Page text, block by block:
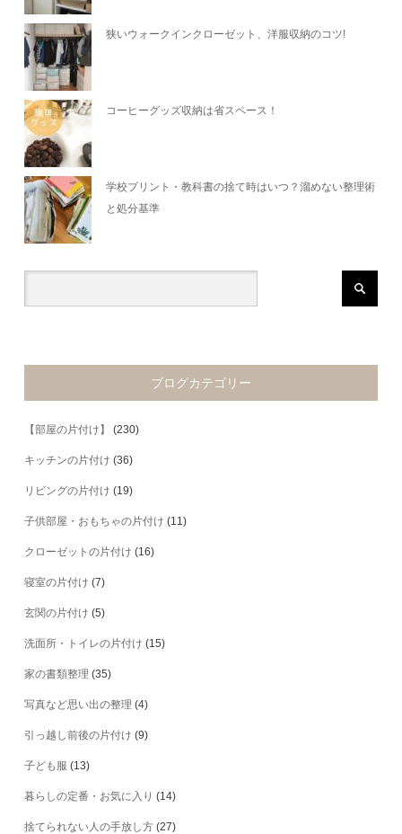
狭いウォークインクローゼット、洋服収納のコツ!
コーヒーグッズ収納は省スペース！
学校プリント・教科書の捨て時はいつ？溜めない整理術
と処分基準
ブログカテゴリー
【部屋の片付け】 (230)
キッチンの片付け (36)
リビングの片付け (19)
子供部屋・おもちゃの片付け (11)
クローゼットの片付け (16)
寝室の片付け (7)
玄関の片付け (5)
洗面所・トイレの片付け (15)
家の書類整理 (35)
写真など思い出の整理 (4)
引っ越し前後の片付け (9)
子ども服 (13)
暮らしの定番・お気に入り (14)
捨てられない人の手放し方 (27)